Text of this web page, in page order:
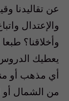
عن تقاليدنا
والإعتدال
وأخلاقنا؟
يعطيك الدروس
أي مذهب أو
من الشمال أو